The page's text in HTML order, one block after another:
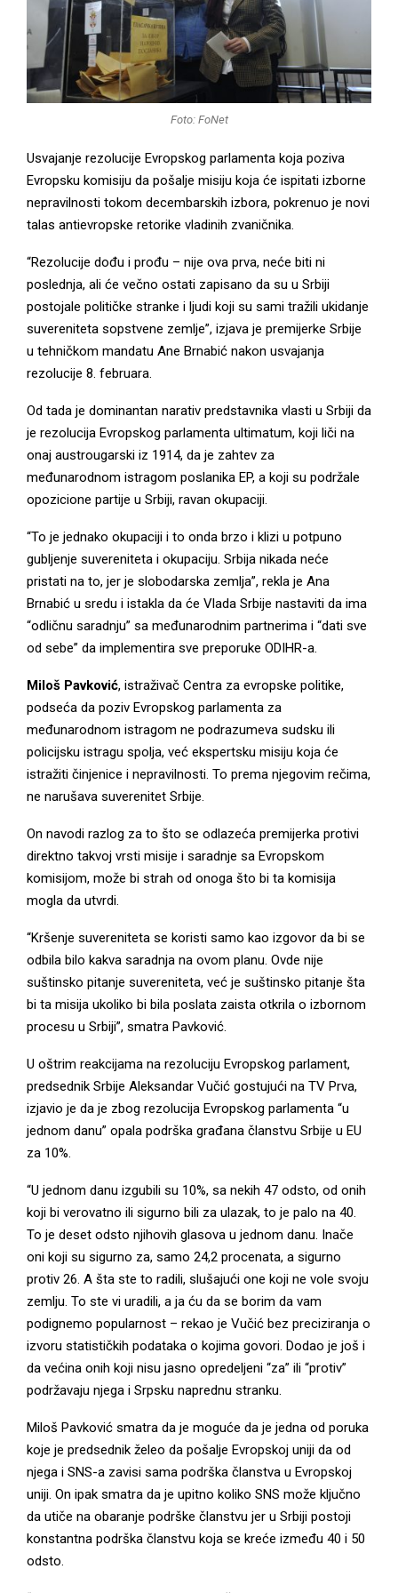
M
E
U
Foto: FoNet
Usvajanje rezolucije Evropskog parlamenta koja poziva
Evropsku komisiju da pošalje misiju koja će ispitati izborne
nepravilnosti tokom decembarskih izbora, pokrenuo je novi
talas antievropske retorike vladinih zvaničnika.
“Rezolucije dođu i prođu – nije ova prva, neće biti ni
poslednja, ali će večno ostati zapisano da su u Srbiji
postojale političke stranke i ljudi koji su sami tražili ukidanje
suvereniteta sopstvene zemlje”, izjava je premijerke Srbije
u tehničkom mandatu Ane Brnabić nakon usvajanja
rezolucije 8. februara.
Od tada je dominantan narativ predstavnika vlasti u Srbiji da
je rezolucija Evropskog parlamenta ultimatum, koji liči na
onaj austrougarski iz 1914, da je zahtev za
međunarodnom istragom poslanika EP, a koji su podržale
opozicione partije u Srbiji, ravan okupaciji.
“To je jednako okupaciji i to onda brzo i klizi u potpuno
gubljenje suvereniteta i okupaciju. Srbija nikada neće
pristati na to, jer je slobodarska zemlja”, rekla je Ana
Brnabić u sredu i istakla da će Vlada Srbije nastaviti da ima
“odličnu saradnju” sa međunarodnim partnerima i “dati sve
od sebe” da implementira sve preporuke ODIHR-a.
Miloš Pavković, istraživač Centra za evropske politike,
podseća da poziv Evropskog parlamenta za
međunarodnom istragom ne podrazumeva sudsku ili
policijsku istragu spolja, već ekspertsku misiju koja će
istražiti činjenice i nepravilnosti. To prema njegovim rečima,
ne narušava suverenitet Srbije.
On navodi razlog za to što se odlazeća premijerka protivi
direktno takvoj vrsti misije i saradnje sa Evropskom
komisijom, može bi strah od onoga što bi ta komisija
mogla da utvrdi.
“Kršenje suvereniteta se koristi samo kao izgovor da bi se
odbila bilo kakva saradnja na ovom planu. Ovde nije
suštinsko pitanje suvereniteta, već je suštinsko pitanje šta
bi ta misija ukoliko bi bila poslata zaista otkrila o izbornom
procesu u Srbiji”, smatra Pavković.
U oštrim reakcijama na rezoluciju Evropskog parlament,
predsednik Srbije Aleksandar Vučić gostujući na TV Prva,
izjavio je da je zbog rezolucija Evropskog parlamenta “u
jednom danu” opala podrška građana članstvu Srbije u EU
za 10%.
“U jednom danu izgubili su 10%, sa nekih 47 odsto, od onih
koji bi verovatno ili sigurno bili za ulazak, to je palo na 40.
To je deset odsto njihovih glasova u jednom danu. Inače
oni koji su sigurno za, samo 24,2 procenata, a sigurno
protiv 26. A šta ste to radili, slušajući one koji ne vole svoju
zemlju. To ste vi uradili, a ja ću da se borim da vam
podignemo popularnost – rekao je Vučić bez preciziranja o
izvoru statističkih podataka o kojima govori. Dodao je još i
da većina onih koji nisu jasno opredeljeni “za” ili “protiv”
podržavaju njega i Srpsku naprednu stranku.
Miloš Pavković smatra da je moguće da je jedna od poruka
koje je predsednik želeo da pošalje Evropskoj uniji da od
njega i SNS-a zavisi sama podrška članstva u Evropskoj
uniji. On ipak smatra da je upitno koliko SNS može ključno
da utiče na obaranje podrške članstvu jer u Srbiji postoji
konstantna podrška članstvu koja se kreće između 40 i 50
odsto.